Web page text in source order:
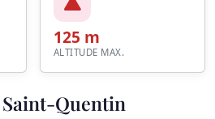
125 m
ALTITUDE MAX.
Quentin